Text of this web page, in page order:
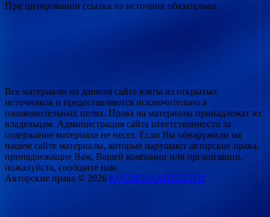
При цитировании ссылка на источник обязательна.
Все материалы на данном сайте взяты из открытых
источников и предоставляются исключительно в
ознакомительных целях. Права на материалы принадлежат их
владельцам. Администрация сайта ответственности за
содержание материала не несет. Если Вы обнаружили на
нашем сайте материалы, которые нарушают авторские права,
принадлежащие Вам, Вашей компании или организации,
пожалуйста, сообщите нам.
Авторские права © 2026 КОСМО-НАВИГАТОР.